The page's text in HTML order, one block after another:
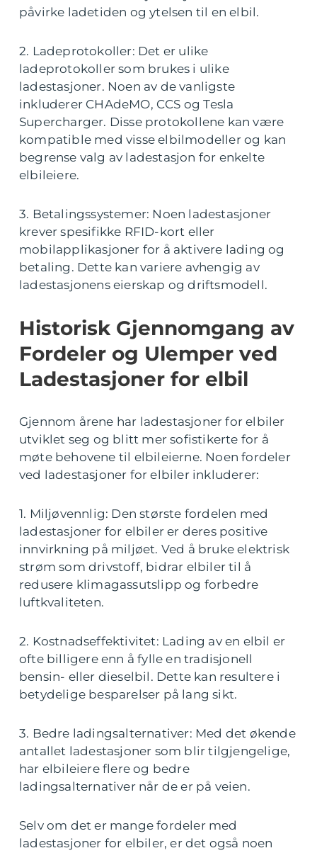
påvirke ladetiden og ytelsen til en elbil.
2. Ladeprotokoller: Det er ulike
ladeprotokoller som brukes i ulike
ladestasjoner. Noen av de vanligste
inkluderer CHAdeMO, CCS og Tesla
Supercharger. Disse protokollene kan være
kompatible med visse elbilmodeller og kan
begrense valg av ladestasjon for enkelte
elbileiere.
3. Betalingssystemer: Noen ladestasjoner
krever spesifikke RFID-kort eller
mobilapplikasjoner for å aktivere lading og
betaling. Dette kan variere avhengig av
ladestasjonens eierskap og driftsmodell.
Historisk Gjennomgang av
Fordeler og Ulemper ved
Ladestasjoner for elbil
Gjennom årene har ladestasjoner for elbiler
utviklet seg og blitt mer sofistikerte for å
møte behovene til elbileierne. Noen fordeler
ved ladestasjoner for elbiler inkluderer:
1. Miljøvennlig: Den største fordelen med
ladestasjoner for elbiler er deres positive
innvirkning på miljøet. Ved å bruke elektrisk
strøm som drivstoff, bidrar elbiler til å
redusere klimagassutslipp og forbedre
luftkvaliteten.
2. Kostnadseffektivitet: Lading av en elbil er
ofte billigere enn å fylle en tradisjonell
bensin- eller dieselbil. Dette kan resultere i
betydelige besparelser på lang sikt.
3. Bedre ladingsalternativer: Med det økende
antallet ladestasjoner som blir tilgjengelige,
har elbileiere flere og bedre
ladingsalternativer når de er på veien.
Selv om det er mange fordeler med
ladestasjoner for elbiler, er det også noen